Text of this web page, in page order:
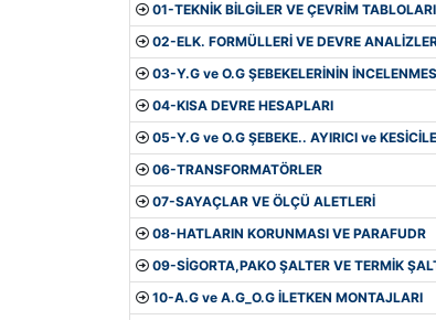
01-TEKNİK BİLGİLER VE ÇEVRİM TABLOLARI
02-ELK. FORMÜLLERİ VE DEVRE
03-Y.G ve O.G ŞEBEKELERİNİN
04-KISA DEVRE HESAPLARI
05-Y.G ve O.G ŞEBEKE.. AYIRICI ve
06-TRANSFORMATÖRLER
07-SAYAÇLAR VE ÖLÇÜ ALETLERİ
08-HATLARIN KORUNMASI VE PARAFUDR
09-SİGORTA,PAKO ŞALTER VE TERMİK
10-A.G ve A.G_O.G İLETKEN MONTAJLARI